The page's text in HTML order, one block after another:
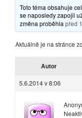
Toto téma obsahuje
se naposledy zapojil
změna proběhlapřed
Aktuálně je na stránce
Autor
5.6.2014 v 8:06